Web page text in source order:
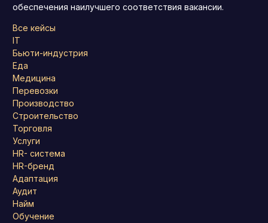
обеспечения наилучшего соответствия вакансии.
Все кейсы
IT
Бьюти-индустрия
Еда
Медицина
Перевозки
Производство
Строительство
Торговля
Услуги
HR- система
HR-бренд
Адаптация
Аудит
Найм
Обучение